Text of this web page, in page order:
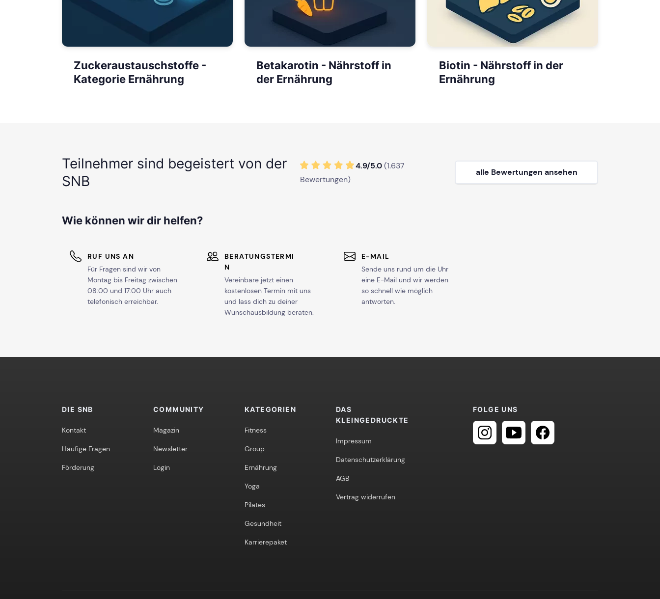
Zuckeraustauschstoffe -
Kategorie Ernährung
Betakarotin - Nährstoff in
der Ernährung
Biotin - Nährstoff in der
Ernährung
Teilnehmer sind begeistert von der
SNB
4.9/5.0(1.637
Bewertungen)
alle Bewertungen ansehen
Wie können wir dir helfen?
RUF UNS AN
Für Fragen sind wir von
Montag bis Freitag zwischen
08:00 und 17:00 Uhr auch
telefonisch erreichbar.
BERATUNGSTERMI
N
Vereinbare jetzt einen
kostenlosen Termin mit uns
und lass dich zu deiner
Wunschausbildung beraten.
E-MAIL
Sende uns rund um die Uhr
eine E-Mail und wir werden
so schnell wie möglich
antworten.
DIE SNB
Kontakt
Häufige Fragen
Förderung
COMMUNITY
Magazin
Newsletter
Login
KATEGORIEN
Fitness
Group
Ernährung
Yoga
Pilates
Gesundheit
Karrierepaket
DAS
KLEINGEDRUCKTE
Impressum
Datenschutzerklärung
AGB
Vertrag widerrufen
FOLGE UNS